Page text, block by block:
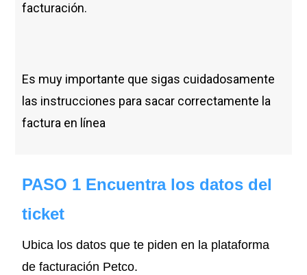
facturación.
Es muy importante que sigas cuidadosamente
las instrucciones para sacar correctamente la
factura en línea
PASO 1 Encuentra los datos del
ticket
Ubica los datos que te piden en la plataforma
de facturación Petco.